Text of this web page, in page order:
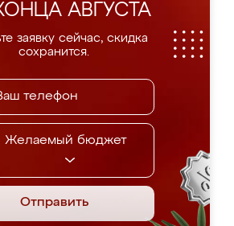
АВГУСТА
заявку сейчас, скидка
сохранится.
Желаемый бюджет
Отправить